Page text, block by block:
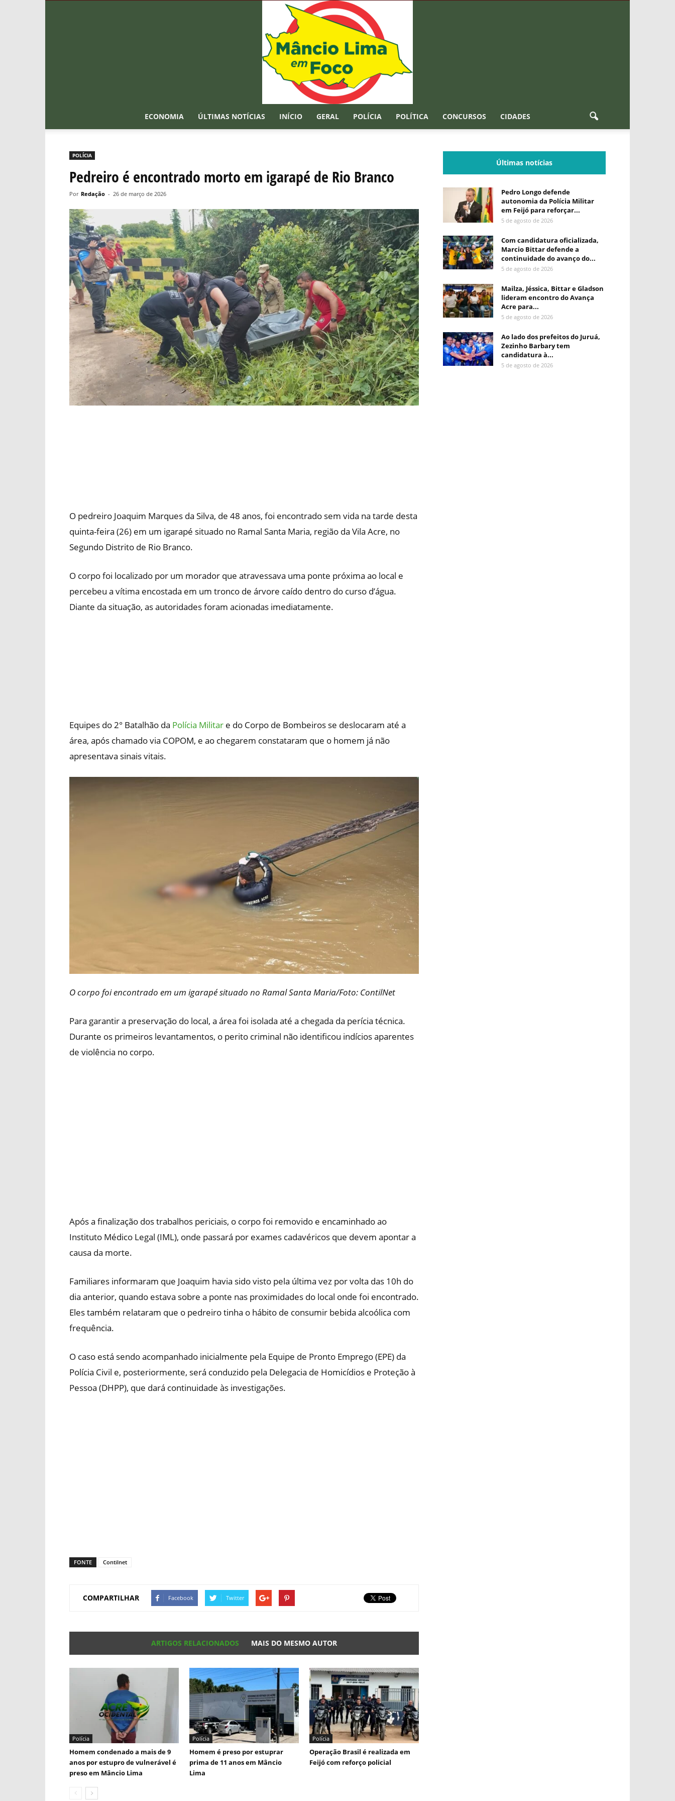
Em
Foco
ECONOMIA ÚLTIMAS NOTÍCIAS INÍCIO GERAL POLÍCIA POLÍTICA CONCURSOS CIDADES
POLÍCIA
Pedreiro é encontrado morto em igarapé de Rio Branco
Por Redação - 26 de março de 2026
O pedreiro Joaquim Marques da Silva, de 48 anos, foi encontrado sem vida na tarde desta
quinta-feira (26) em um igarapé situado no Ramal Santa Maria, região da Vila Acre, no
Segundo Distrito de Rio Branco.
O corpo foi localizado por um morador que atravessava uma ponte próxima ao local e
percebeu a vítima encostada em um tronco de árvore caído dentro do curso d’água.
Diante da situação, as autoridades foram acionadas imediatamente.
Equipes do 2° Batalhão da Polícia Militar e do Corpo de Bombeiros se deslocaram até a
área, após chamado via COPOM, e ao chegarem constataram que o homem já não
apresentava sinais vitais.
O corpo foi encontrado em um igarapé situado no Ramal Santa Maria/Foto: ContilNet
Para garantir a preservação do local, a área foi isolada até a chegada da perícia técnica.
Durante os primeiros levantamentos, o perito criminal não identificou indícios aparentes
de violência no corpo.
Após a finalização dos trabalhos periciais, o corpo foi removido e encaminhado ao
Instituto Médico Legal (IML), onde passará por exames cadavéricos que devem apontar a
causa da morte.
Familiares informaram que Joaquim havia sido visto pela última vez por volta das 10h do
dia anterior, quando estava sobre a ponte nas proximidades do local onde foi encontrado.
Eles também relataram que o pedreiro tinha o hábito de consumir bebida alcoólica com
frequência.
O caso está sendo acompanhado inicialmente pela Equipe de Pronto Emprego (EPE) da
Polícia Civil e, posteriormente, será conduzido pela Delegacia de Homicídios e Proteção à
Pessoa (DHPP), que dará continuidade às investigações.
FONTE Contilnet
COMPARTILHAR Facebook Twitter
ARTIGOS RELACIONADOS MAIS DO MESMO AUTOR
Polícia
Homem condenado a mais de 9
anos por estupro de vulnerável é
preso em Mâncio Lima
Polícia
Homem é preso por estuprar
prima de 11 anos em Mâncio
Lima
Polícia
Operação Brasil é realizada em
Feijó com reforço policial
Últimas notícias
Pedro Longo defende
autonomia da Polícia Militar
em Feijó para reforçar...
5 de agosto de 2026
Com candidatura oficializada,
Marcio Bittar defende a
continuidade do avanço do...
5 de agosto de 2026
Mailza, Jéssica, Bittar e Gladson
lideram encontro do Avança
Acre para...
5 de agosto de 2026
Ao lado dos prefeitos do Juruá,
Zezinho Barbary tem
candidatura à...
5 de agosto de 2026